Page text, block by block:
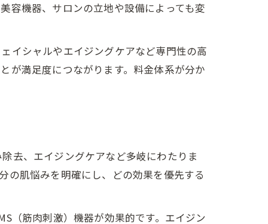
容機器、サロンの立地や設備によっても変
イシャルやエイジングケアなど専門性の高
が満足度につながります。料金体系が分か
去、エイジングケアなど多岐にわたりま
の肌悩みを明確にし、どの効果を優先する
（筋肉刺激）機器が効果的です。エイジン